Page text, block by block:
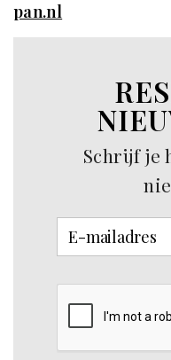
pan.nl
Schrijf je